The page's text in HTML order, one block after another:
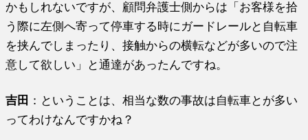
かもしれないですが、顧問弁護士側からは「お客様を拾
う際に左側へ寄って停車する時にガードレールと自転車
を挟んでしまったり、接触からの横転などが多いので注
意して欲しい」と通達があったんですね。
吉田 ：ということは、相当な数の事故は自転車とが多い
ってわけなんですかね？